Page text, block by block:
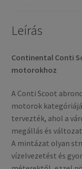
Leírás
Continental Conti
motorokhoz
A Conti Scoot
motorok
tervezték, ahol a
megállás és
A mintázat olyan
vízelvezetést és